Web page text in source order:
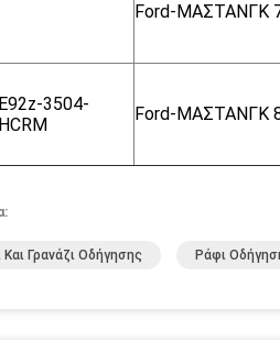
Ford-ΜΑΣΤΑΝΓΚ
E92z-3504-
HCRM
Ford-ΜΑΣΤΑΝΓΚ
Και Γρανάζι Οδήγησης Ράφι